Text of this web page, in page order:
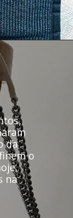
da
o
na